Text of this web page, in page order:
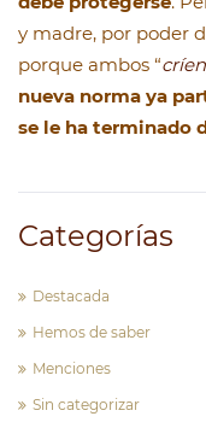
y madre, por poder
porque ambos “
nueva norma ya
se le ha terminado
Categorías
Destacada
Hemos de saber
Menciones
Sin categorizar